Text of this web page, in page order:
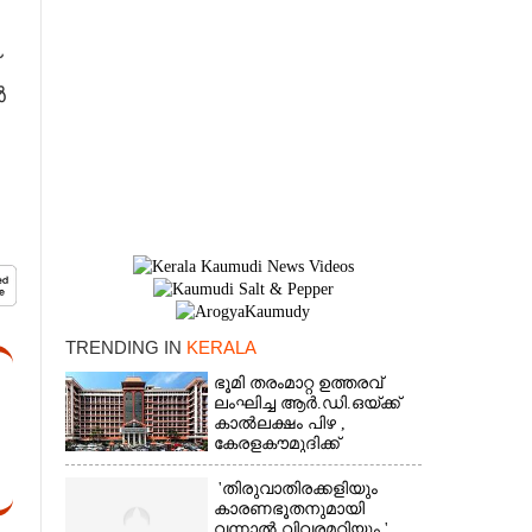
TRENDING IN KERALA
ഭൂമി തരംമാറ്റ ഉത്തരവ്
ലംഘിച്ച ആർ.ഡി.ഒയ്ക്ക്
കാൽലക്ഷം പിഴ ,​
കേരളകൗമുദിക്ക്
ഹൈക്കോടതിയുടെ
പ്രശംസ
'തിരുവാതിരക്കളിയും
കാരണഭൂതനുമായി
×